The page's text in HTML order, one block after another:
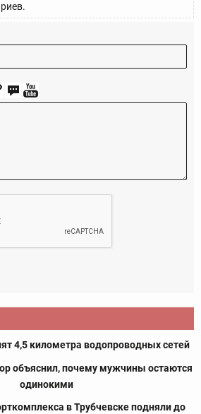
4,5 километра водопроводных сетей
объяснил, почему мужчины остаются
одинокими
в Трубчевске подняли до